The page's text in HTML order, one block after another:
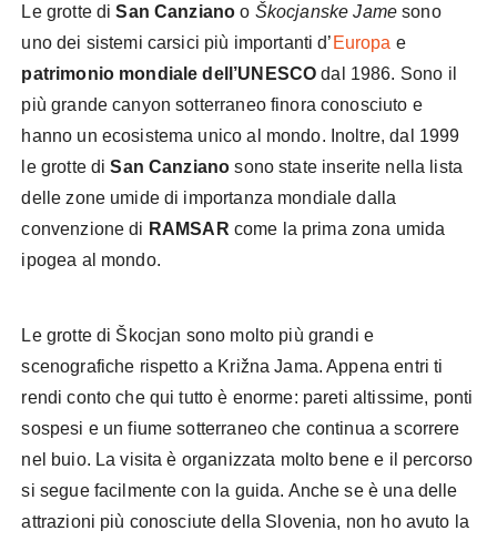
Le grotte diSan Canziano o Škocjanske Jamesono
uno dei sistemi carsici più importanti d’ Europa e
patrimonio mondiale dell’UNESCO dal 1986. Sono il
più grande canyon sotterraneo finora conosciuto e
hanno un ecosistema unico al mondo. Inoltre, dal 1999
le grotte diSan Canziano sono state inserite nella lista
delle zone umide di importanza mondiale dalla
convenzione di RAMSAR come la prima zona umida
ipogea al mondo.
Le grotte di Škocjan sono molto più grandi e
scenografiche rispetto a Križna Jama. Appena entri ti
rendi conto che qui tutto è enorme: pareti altissime, ponti
sospesi e un fiume sotterraneo che continua a scorrere
nel buio. La visita è organizzata molto bene e il percorso
si segue facilmente con la guida. Anche se è una delle
attrazioni più conosciute della Slovenia, non ho avuto la